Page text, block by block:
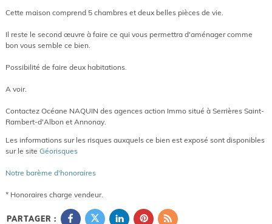
Cette maison comprend 5 chambres et deux belles pièces de vie.
Il reste le second œuvre à faire ce qui vous permettra d'aménager comme
bon vous semble ce bien.
Possibilité de faire deux habitations.
A voir.
Contactez Océane NAQUIN des agences action Immo situé à Serrières Saint-
Rambert-d'Albon et Annonay.
Les informations sur les risques auxquels ce bien est exposé sont disponibles
sur le site Géorisques
Notre barème d'honoraires
* Honoraires charge vendeur.
PARTAGER :